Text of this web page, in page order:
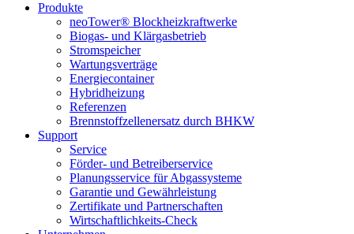
Produkte
neoTower® Blockheizkraftwerke
Biogas- und Klärgasbetrieb
Stromspeicher
Wartungsverträge
Energiecontainer
Hybridheizung
Referenzen
Brennstoffzellenersatz durch BHKW
Support
Service
Förder- und Betreiberservice
Planungsservice für Abgassysteme
Garantie und Gewährleistung
Zertifikate und Partnerschaften
Wirtschaftlichkeits-Check